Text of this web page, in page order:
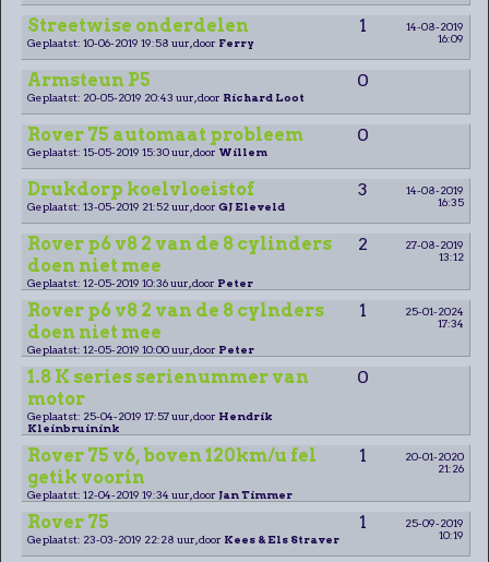
Streetwise onderdelen 1
14-08-2019
16:09
Geplaatst: 10-06-2019 19:58 uur, door Ferry
Armsteun P5 0
Geplaatst: 20-05-2019 20:43 uur, door Richard Loot
Rover 75 automaat probleem 0
Geplaatst: 15-05-2019 15:30 uur, door Willem
Drukdorp koelvloeistof 3
14-08-2019
16:35
Geplaatst: 13-05-2019 21:52 uur, door GJ Eleveld
Rover p6 v8 2 van de 8 cylinders
doen niet mee
2
27-08-2019
13:12
Geplaatst: 12-05-2019 10:36 uur, door Peter
Rover p6 v8 2 van de 8 cylnders
doen niet mee
1
25-01-2024
17:34
Geplaatst: 12-05-2019 10:00 uur, door Peter
1.8 K series serienummer van
motor
0
Geplaatst: 25-04-2019 17:57 uur, door Hendrik
Kleinbruinink
Rover 75 v6, boven 120km/u fel
getik voorin
1
20-01-2020
21:26
Geplaatst: 12-04-2019 19:34 uur, door Jan Timmer
Rover 75 1
25-09-2019
10:19
Geplaatst: 23-03-2019 22:28 uur, door Kees & Els Straver